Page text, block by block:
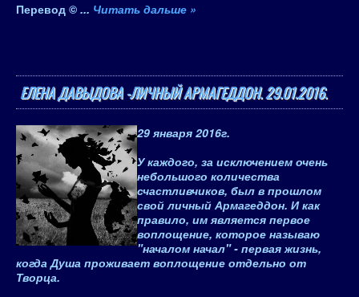
Перевод © ... Читать дальше »
ЕЛЕНА ДАВЫДОВА -ЛИЧНЫЙ АРМАГЕДДОН. 29.01.2016.
29 января 2016г.
У каждого, за исключением очень
небольшого количества
счастливчиков, был в прошлом
свой личный Армагеддон. И как
правило, им является первое
воплощение, которое называю
"началом начал" - первая жизнь,
когда Душа проживает воплощение отдельно от
Творца.